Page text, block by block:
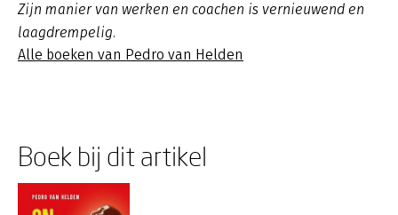
Zijn manier van werken en coachen is vernieuwend en
laagdrempelig.
Alle boeken van Pedro van Helden
Boek bij dit artikel